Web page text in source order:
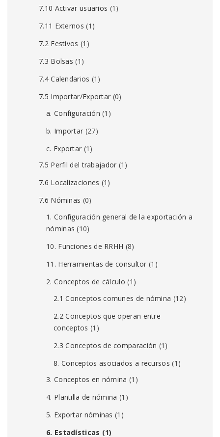
7.10 Activar usuarios (1)
7.11 Externos (1)
7.2 Festivos (1)
7.3 Bolsas (1)
7.4 Calendarios (1)
7.5 Importar/Exportar (0)
a. Configuración (1)
b. Importar (27)
c. Exportar (1)
7.5 Perfil del trabajador (1)
7.6 Localizaciones (1)
7.6 Nóminas (0)
1. Configuración general de la exportación a
nóminas (10)
10. Funciones de RRHH (8)
11. Herramientas de consultor (1)
2. Conceptos de cálculo (1)
2.1 Conceptos comunes de nómina (12)
2.2 Conceptos que operan entre
conceptos (1)
2.3 Conceptos de comparación (1)
8. Conceptos asociados a recursos (1)
3. Conceptos en nómina (1)
4. Plantilla de nómina (1)
5. Exportar nóminas (1)
6. Estadísticas (1)